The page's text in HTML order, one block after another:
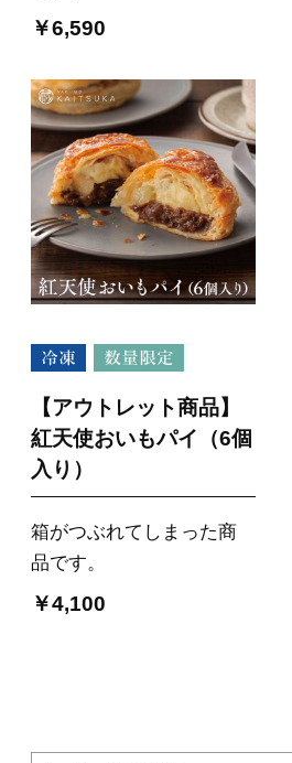
￥6,590
【アウトレット商品】
紅天使おいもパイ（6個
入り）
箱がつぶれてしまった商
品です。
￥4,100